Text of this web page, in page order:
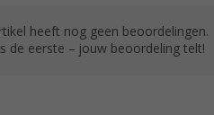
heeft nog geen beoordelingen.
de eerste – jouw beoordeling telt!